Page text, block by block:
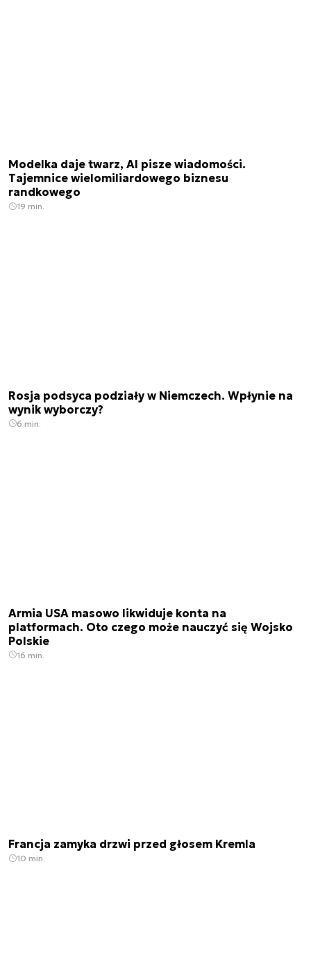
Modelka daje twarz, AI pisze wiadomości.
Tajemnice wielomiliardowego biznesu
randkowego
19 min.
Rosja podsyca podziały w Niemczech. Wpłynie na
wynik wyborczy?
6 min.
Armia USA masowo likwiduje konta na
platformach. Oto czego może nauczyć się Wojsko
Polskie
16 min.
Francja zamyka drzwi przed głosem Kremla
10 min.